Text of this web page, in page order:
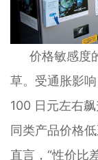
价格敏感度
草。受通胀影
100 日元左右
同类产品价格
直言，“性价比